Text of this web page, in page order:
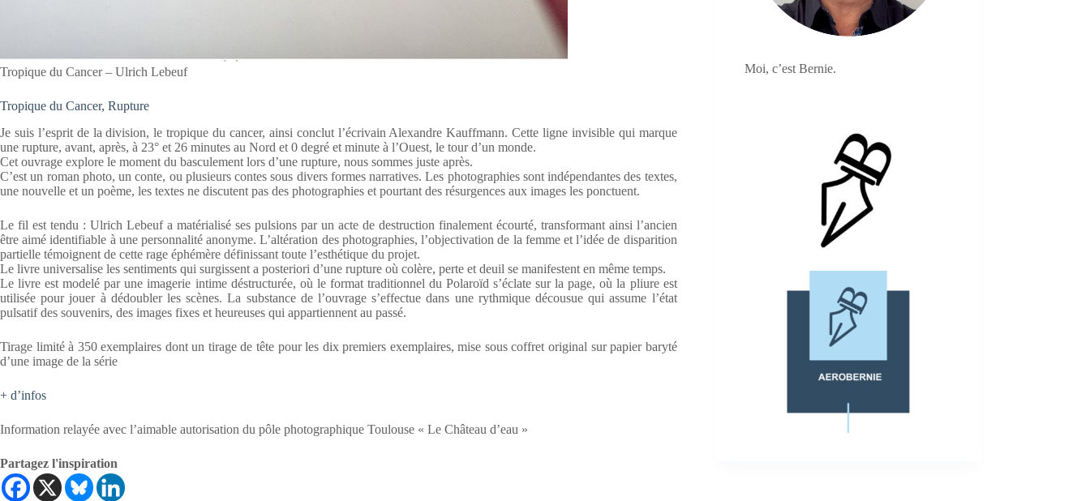
Tropique du Cancer – Ulrich Lebeuf
Tropique du Cancer, Rupture
Je suis l’esprit de la division, le tropique du cancer, ainsi conclut l’écrivain Alexandre Kauffmann. Cette ligne invisible qui marque
une rupture, avant, après, à 23° et 26 minutes au Nord et 0 degré et minute à l’Ouest, le tour d’un monde.
Cet ouvrage explore le moment du basculement lors d’une rupture, nous sommes juste après.
C’est un roman photo, un conte, ou plusieurs contes sous divers formes narratives. Les photographies sont indépendantes des textes,
une nouvelle et un poème, les textes ne discutent pas des photographies et pourtant des résurgences aux images les ponctuent.
Le fil est tendu : Ulrich Lebeuf a matérialisé ses pulsions par un acte de destruction finalement écourté, transformant ainsi l’ancien
être aimé identifiable à une personnalité anonyme. L’altération des photographies, l’objectivation de la femme et l’idée de disparition
partielle témoignent de cette rage éphémère définissant toute l’esthétique du projet.
Le livre universalise les sentiments qui surgissent a posteriori d’une rupture où colère, perte et deuil se manifestent en même temps.
Le livre est modelé par une imagerie intime déstructurée, où le format traditionnel du Polaroïd s’éclate sur la page, où la pliure est
utilisée pour jouer à dédoubler les scènes. La substance de l’ouvrage s’effectue dans une rythmique décousue qui assume l’état
pulsatif des souvenirs, des images fixes et heureuses qui appartiennent au passé.
Tirage limité à 350 exemplaires dont un tirage de tête pour les dix premiers exemplaires, mise sous coffret original sur papier baryté
d’une image de la série
+ d’infos
Information relayée avec l’aimable autorisation du pôle photographique Toulouse « Le Château d’eau »
Partagez l'inspiration
Moi, c’est Bernie.